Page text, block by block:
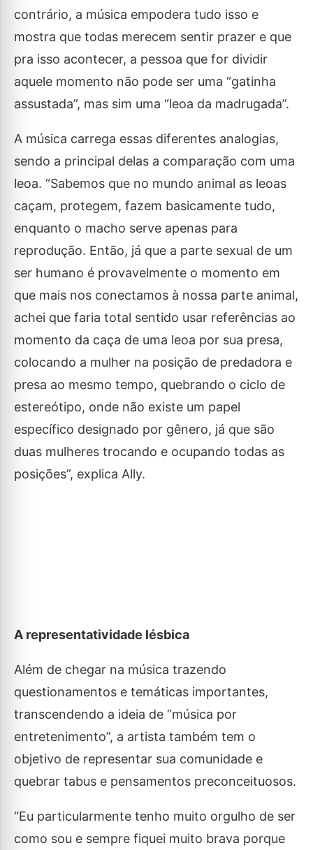
contrário, a música empodera tudo isso e
mostra que todas merecem sentir prazer e que
pra isso acontecer, a pessoa que for dividir
aquele momento não pode ser uma “gatinha
assustada”, mas sim uma “leoa da madrugada”.
A música carrega essas diferentes analogias,
sendo a principal delas a comparação com uma
leoa. “Sabemos que no mundo animal as leoas
caçam, protegem, fazem basicamente tudo,
enquanto o macho serve apenas para
reprodução. Então, já que a parte sexual de um
ser humano é provavelmente o momento em
que mais nos conectamos à nossa parte animal,
achei que faria total sentido usar referências ao
momento da caça de uma leoa por sua presa,
colocando a mulher na posição de predadora e
presa ao mesmo tempo, quebrando o ciclo de
estereótipo, onde não existe um papel
específico designado por gênero, já que são
duas mulheres trocando e ocupando todas as
posições”, explica Ally.
A representatividade lésbica
Além de chegar na música trazendo
questionamentos e temáticas importantes,
transcendendo a ideia de “música por
entretenimento”, a artista também tem o
objetivo de representar sua comunidade e
quebrar tabus e pensamentos preconceituosos.
“Eu particularmente tenho muito orgulho de ser
como sou e sempre fiquei muito brava porque